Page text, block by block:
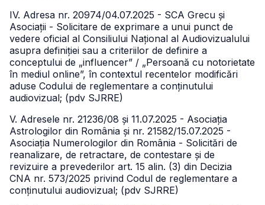
IV. Adresa nr. 20974/04.07.2025 - SCA Grecu și
Asociații - Solicitare de exprimare a unui punct de
vedere oficial al Consiliului Național al Audiovizualului
asupra definiției sau a criteriilor de definire a
conceptului de „influencer” / „Persoană cu notorietate
în mediul online”, în contextul recentelor modificări
aduse Codului de reglementare a conținutului
audiovizual; (pdv SJRRE)
V. Adresele nr. 21236/08 și 11.07.2025 - Asociația
Astrologilor din România și nr. 21582/15.07.2025 -
Asociația Numerologilor din România - Solicitări de
reanalizare, de retractare, de contestare și de
revizuire a prevederilor art. 15 alin. (3) din Decizia
CNA nr. 573/2025 privind Codul de reglementare a
conținutului audiovizual; (pdv SJRRE)